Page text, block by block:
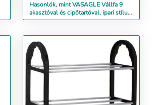
Hasonlók, mint VASAGLE Vállfa 9
akasztóval és cipőtartóval, ipari stílus,
acél k...